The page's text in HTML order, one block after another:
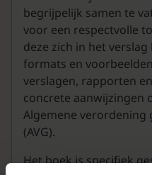
begrijpelijk samen te
voor een respectvolle
deze zich in het
formats en
verslagen, rapporten
concrete aanwijzingen
Algemene verordening
(AVG).
Het boek is specifiek